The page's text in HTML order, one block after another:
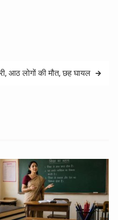
आठ लोगों की मौत, छह घायल